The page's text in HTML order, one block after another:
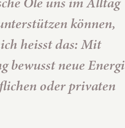
können,
heisst das: Mit
bewusst neue
oder privaten